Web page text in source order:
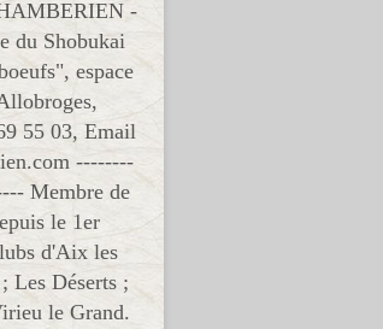
-
du Shobukai
espace
55 03, Email
--------
Membre de
le 1er
d'Aix les
Les Déserts ;
le Grand.